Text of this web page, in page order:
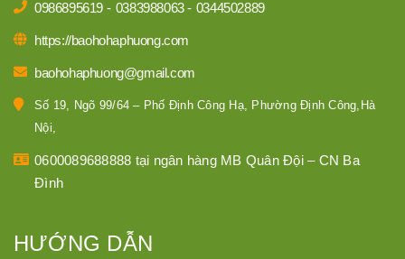
0986895619 - 0383988063- 0344502889
https://baohohaphuong.com
baohohaphuong@gmail.com
Số 19, Ngõ 99/64 – Phố Định Công Hạ, Phường Định Công,Hà
Nội,
0600089688888 tại ngân hàng MB Quân Đội – CN Ba
Đình
HƯỚNG DẪN